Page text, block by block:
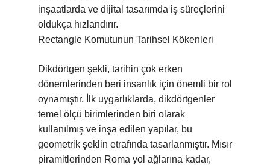
inşaatlarda ve dijital tasarımda iş süreçlerini
oldukça hızlandırır.
Rectangle Komutunun Tarihsel Kökenleri
Dikdörtgen şekli, tarihin çok erken
dönemlerinden beri insanlık için önemli bir rol
oynamıştır. İlk uygarlıklarda, dikdörtgenler
temel ölçü birimlerinden biri olarak
kullanılmış ve inşa edilen yapılar, bu
geometrik şeklin etrafında tasarlanmıştır. Mısır
piramitlerinden Roma yol ağlarına kadar,